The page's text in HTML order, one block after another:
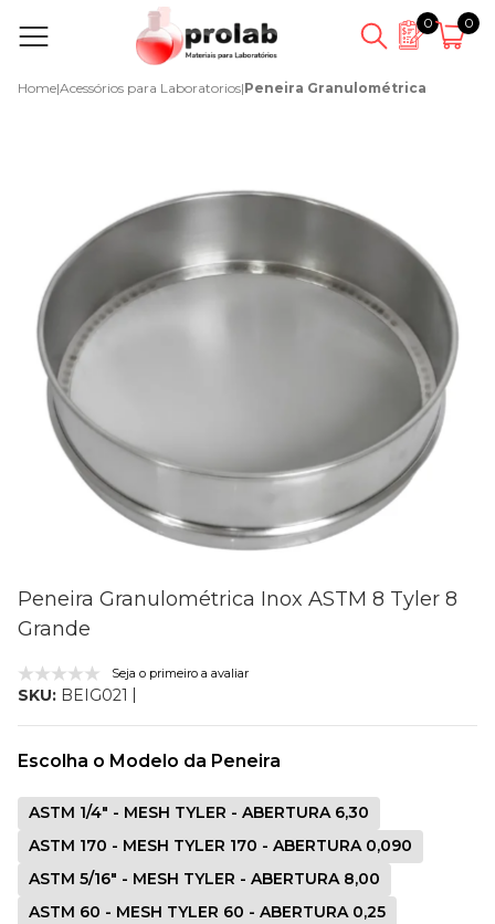
0 0
Home|Acessórios para Laboratorios|Peneira Granulométrica
Peneira Granulométrica Inox ASTM 8 Tyler 8
Grande
Seja o primeiro a avaliar
SKU: BEIG021
Escolha o Modelo da Peneira
ASTM 1/4" - MESH TYLER - ABERTURA 6,30
ASTM 170 - MESH TYLER 170 - ABERTURA 0,090
ASTM 5/16" - MESH TYLER - ABERTURA 8,00
ASTM 60 - MESH TYLER 60 - ABERTURA 0,25